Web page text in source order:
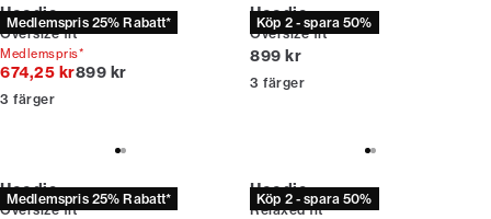
Medlemspris 25% Rabatt*
Hoodie
Oversize fit
Medlemspris*
674,25 krOriginalpris
899 kr
3 färger
Köp 2 - spara 50%
Hoodie
Oversize fit
Nuvarande pris
899 kr
3 färger
Medlemspris 25% Rabatt*
Hoodie
Oversize fit
Köp 2 - spara 50%
Hoodie
Relaxed fit